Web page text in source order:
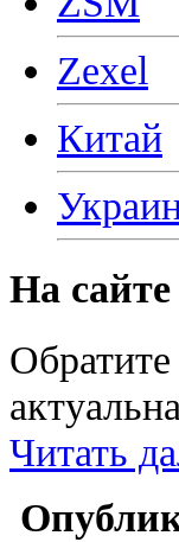
Zexel
Китай
На
Читать